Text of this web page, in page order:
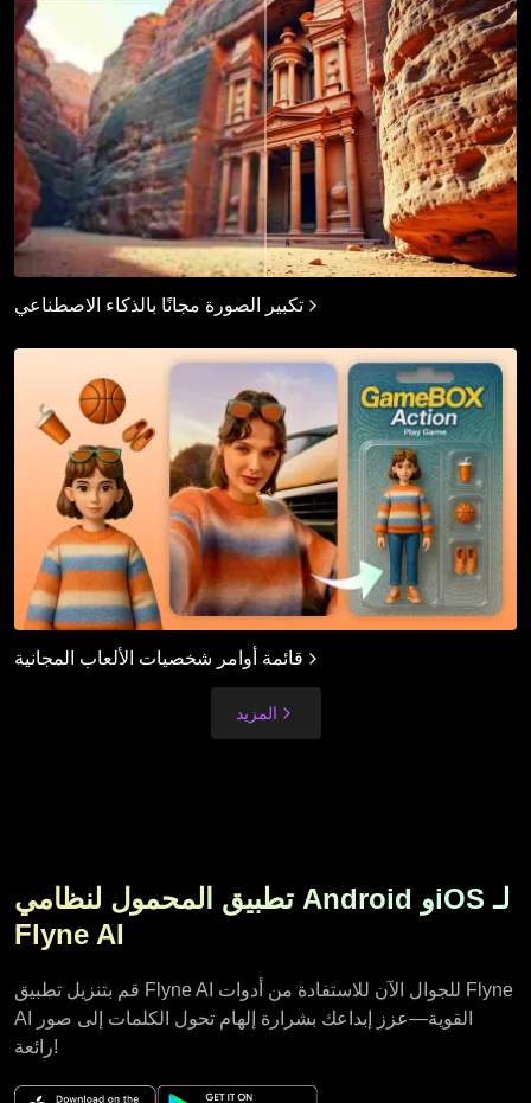
تكبير الصورة مجانًا بالذكاء الاصطناعي
قائمة أوامر شخصيات الألعاب المجانية
المزيد
تطبيق المحمول لنظامي Android وiOS لـ
Flyne AI
قم بتنزيل تطبيق Flyne AI للجوال الآن للاستفادة من أدوات Flyne
AI القوية—عزز إبداعك بشرارة إلهام تحول الكلمات إلى صور
رائعة!